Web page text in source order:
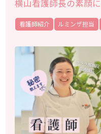
横山看護師長の素顔
看護師紹介 ルミンザ担当